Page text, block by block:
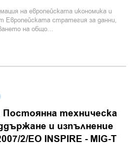
на европейската икономика и
Европейската стратегия за данни,
на общо...
Постоянна техническа
и изпълнение
2/ЕО INSPIRE - MIG-T